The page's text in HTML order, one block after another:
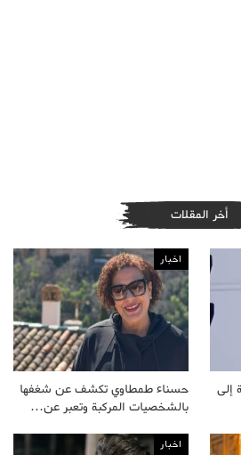
أخر المقلات
إلى
اخبار
حسناء طمطاوي تكشف عن شغفها
بالشخصيات المركبة وتعبر عن…
اخبار